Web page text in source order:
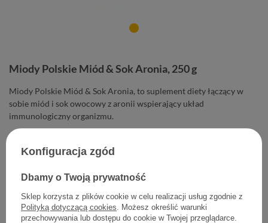
Miody Polskie Miód & Sok Aronia, 250 g
Miody Polskie Miód & Sok Aronia, to suplement diety łączący w
sobie miód i sok owocowy z aronii wspierający układ
immunologiczny organizmu.
19,90 zł
- + Dodaj do koszyka
Konfiguracja zgód
Dbamy o Twoją prywatność
Sklep korzysta z plików cookie w celu realizacji usług zgodnie z
Polityką dotyczącą cookies . Możesz określić warunki
przechowywania lub dostępu do cookie w Twojej przeglądarce.